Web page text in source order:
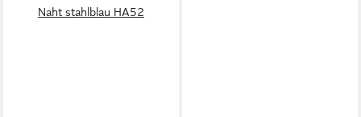
Naht stahlblau HA52